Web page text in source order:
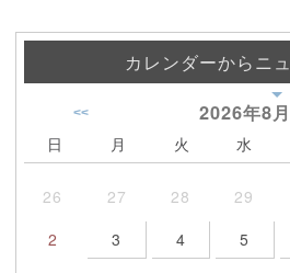
カレンダーからニ
2026年8月
<<
日 月 火 水
26 27 28 29
2
3 4 5